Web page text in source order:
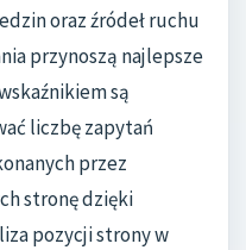
oraz źródeł ruchu
przynoszą najlepsze
są
liczbę zapytań
przez
stronę dzięki
pozycji strony w